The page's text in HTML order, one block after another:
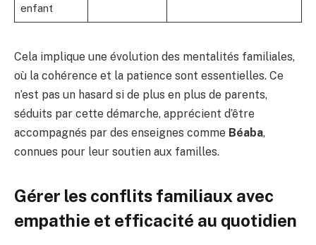
enfant
Cela implique une évolution des mentalités familiales,
où la cohérence et la patience sont essentielles. Ce
n’est pas un hasard si de plus en plus de parents,
séduits par cette démarche, apprécient d’être
accompagnés par des enseignes comme Béaba,
connues pour leur soutien aux familles.
Gérer les conflits familiaux avec
empathie et efficacité au quotidien